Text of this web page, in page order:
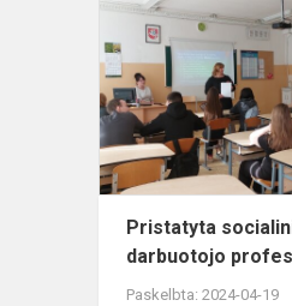
Pristatyta
darbuotojo
Paskelbta: 2024-04-19